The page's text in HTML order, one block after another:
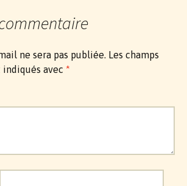
ne sera pas publiée. Les champs
avec *